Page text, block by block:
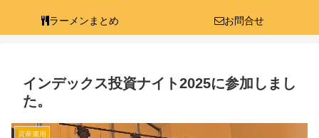
ラーメンまとめ お問合せ
インデックス投資ナイト2025に参加しまし
た。
資産運用